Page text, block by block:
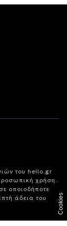
του hello.gr
χρήση.
οποιοδήποτε
άδεια του
Cookies